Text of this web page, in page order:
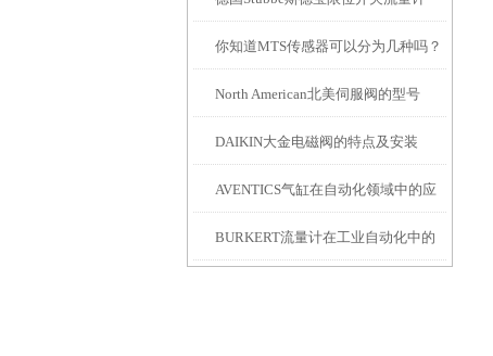
你知道MTS传感器可以分为几种吗？
North American北美伺服阀的型号
DAIKIN大金电磁阀的特点及安装
AVENTICS气缸在自动化领域中的应
用
BURKERT流量计在工业自动化中的